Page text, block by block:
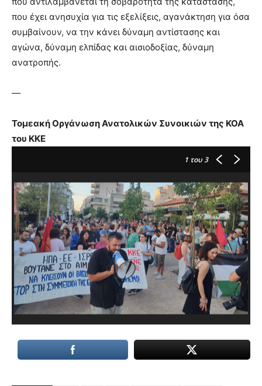
που έχει ανησυχία για τις εξελίξεις, αγανάκτηση για όσα
συμβαίνουν, να την κάνει δύναμη αντίστασης και
αγώνα, δύναμη ελπίδας και αισιοδοξίας, δύναμη
ανατροπής.
—
Τομεακή Οργάνωση Ανατολικών Συνοικιών της ΚΟΑ
του ΚΚΕ
1 του 3